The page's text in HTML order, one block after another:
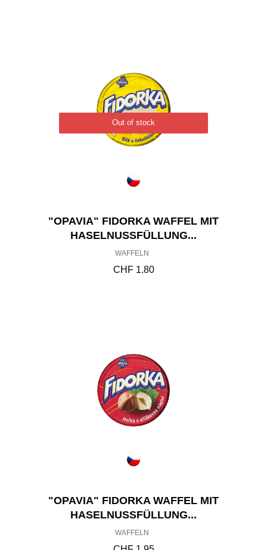
Out of stock
"OPAVIA" FIDORKA WAFFEL MIT
HASELNUSSFÜLLUNG...
WAFFELN
CHF1.80
"OPAVIA" FIDORKA WAFFEL MIT
HASELNUSSFÜLLUNG...
WAFFELN